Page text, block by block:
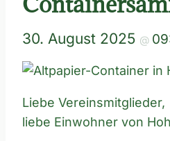
30. August 2025 @
Liebe Vereinsmitglieder,
liebe Einwohner von